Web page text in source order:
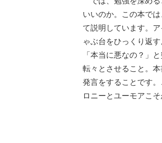
いいのか。この本で
て説明しています。
ゃぶ台をひっくり返
「本当に悪なの？」
転々とさせること。
発言をすることです
ロニーとユーモアこ